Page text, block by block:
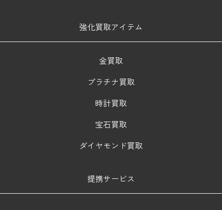
強化買取アイテム
金買取
プラチナ買取
時計買取
宝石買取
ダイヤモンド買取
提携サービス